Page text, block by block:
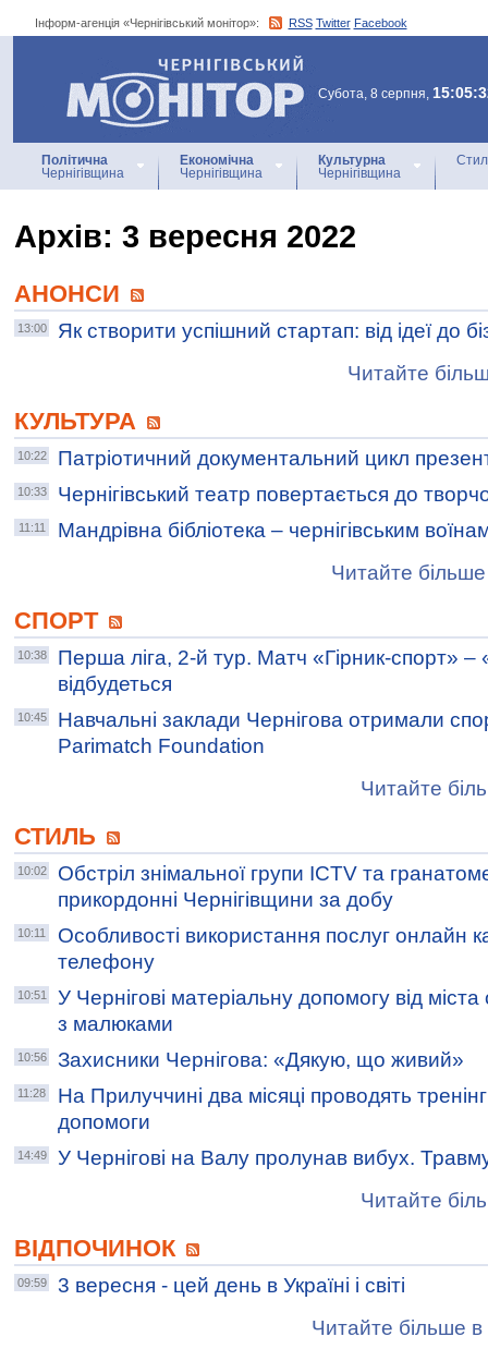
Інформ-агенція «Чернігівський монітор»: RSS Twitter Facebook
Інформ-агенція
«Чернігівський монітор»
Субота, 8 серпня,
Політична
Чернігівщина
Економічна
Чернігівщина
Культурна
Чернігівщина
Архiв: 3 вересня 2022
АНОНСИ
13:00
Як створити успішний стартап: від ідеї до
Читайте
КУЛЬТУРА
10:22 Патріотичний документальний цикл
10:33 Чернігівський театр повертається до
11:11
Мандрівна бібліотека – чернігівським
Читайте більше
СПОРТ
10:38
Перша ліга, 2-й тур. Матч «Гірник-спорт» –
відбудеться
10:45
Навчальні заклади Чернігова отримали
Parimatch Foundation
Читайте
СТИЛЬ
10:02
Обстріл знімальної групи ICTV та
прикордонні Чернігівщини за добу
10:11
Особливості використання послуг онлайн
телефону
10:51
У Чернігові матеріальну допомогу від
з малюками
10:56 Захисники Чернігова: «Дякую, що живий»
11:28
На Прилуччині два місяці проводять
допомоги
14:49
У Чернігові на Валу пролунав вибух.
Читайте
ВІДПОЧИНОК
09:59
3 вересня - цей день в Україні і світі
Читайте більше в